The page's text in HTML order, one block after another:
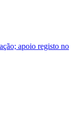
apoio registo no